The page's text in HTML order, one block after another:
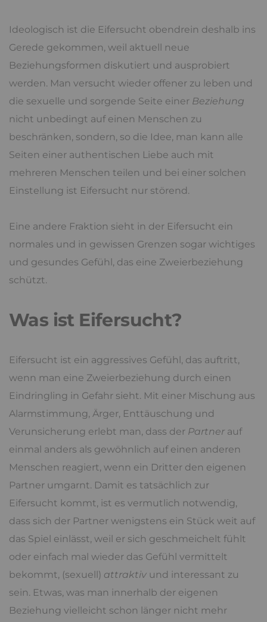
Ideologisch ist die Eifersucht obendrein deshalb ins
Gerede gekommen, weil aktuell neue
Beziehungsformen diskutiert und ausprobiert
werden. Man versucht wieder offener zu leben und
die sexuelle und sorgende Seite einer Beziehung
nicht unbedingt auf einen Menschen zu
beschränken, sondern, so die Idee, man kann alle
Seiten einer authentischen Liebe auch mit
mehreren Menschen teilen und bei einer solchen
Einstellung ist Eifersucht nur störend.
Eine andere Fraktion sieht in der Eifersucht ein
normales und in gewissen Grenzen sogar wichtiges
und gesundes Gefühl, das eine Zweierbeziehung
schützt.
Was ist Eifersucht?
Eifersucht ist ein aggressives Gefühl, das auftritt,
wenn man eine Zweierbeziehung durch einen
Eindringling in Gefahr sieht. Mit einer Mischung aus
Alarmstimmung, Ärger, Enttäuschung und
Verunsicherung erlebt man, dass der Partner auf
einmal anders als gewöhnlich auf einen anderen
Menschen reagiert, wenn ein Dritter den eigenen
Partner umgarnt. Damit es tatsächlich zur
Eifersucht kommt, ist es vermutlich notwendig,
dass sich der Partner wenigstens ein Stück weit auf
das Spiel einlässt, weil er sich geschmeichelt fühlt
oder einfach mal wieder das Gefühl vermittelt
bekommt, (sexuell) attraktiv und interessant zu
sein. Etwas, was man innerhalb der eigenen
Beziehung vielleicht schon länger nicht mehr